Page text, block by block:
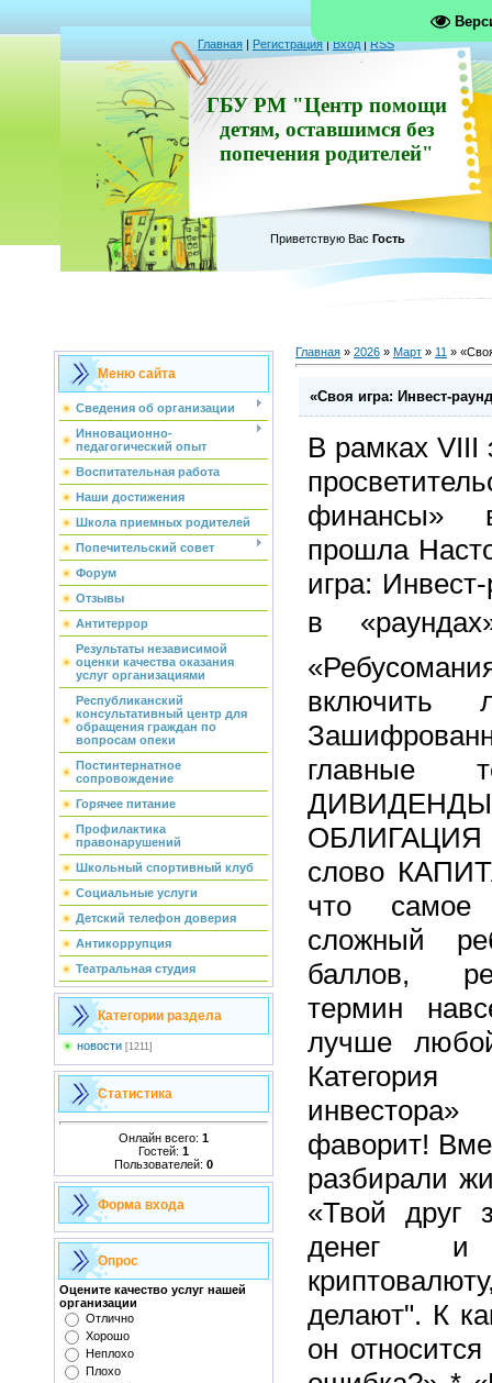
Главная | Регистрация|Вход|RSS
ГБУ РМ "Центр помощи
детям, оставшимся без
попечения родителей"
Приветствую Вас Гость
Меню сайта
Сведения об организации
Инновационно-
педагогический опыт
Воспитательная работа
Наши достижения
Школа приемных родителей
Попечительский совет
Форум
Отзывы
Антитеррор
Результаты независимой
оценки качества оказания
услуг организациями
Республиканский
консультативный центр для
обращения граждан по
вопросам опеки
Постинтернатное
сопровождение
Горячее питание
Профилактика
правонарушений
Школьный спортивный клуб
Социальные услуги
Детский телефон доверия
Антикоррупция
Театральная студия
Категории раздела
новости [1211]
Статистика
Онлайн всего: 1
Гостей: 1
Пользователей: 0
Форма входа
Опрос
Оцените качество услуг нашей
организации
Отлично
Хорошо
Неплохо
Плохо
Главная » 2026 » Март » 11 »
«Своя игра: Инвест-
В рамках VIII
финансы»
прошла
игра:
в
включить
главные
слово
что самое
сложный
баллов,
термин
лучше
фаворит!
разбирали
«Твой друг
денег и
делают". К
он